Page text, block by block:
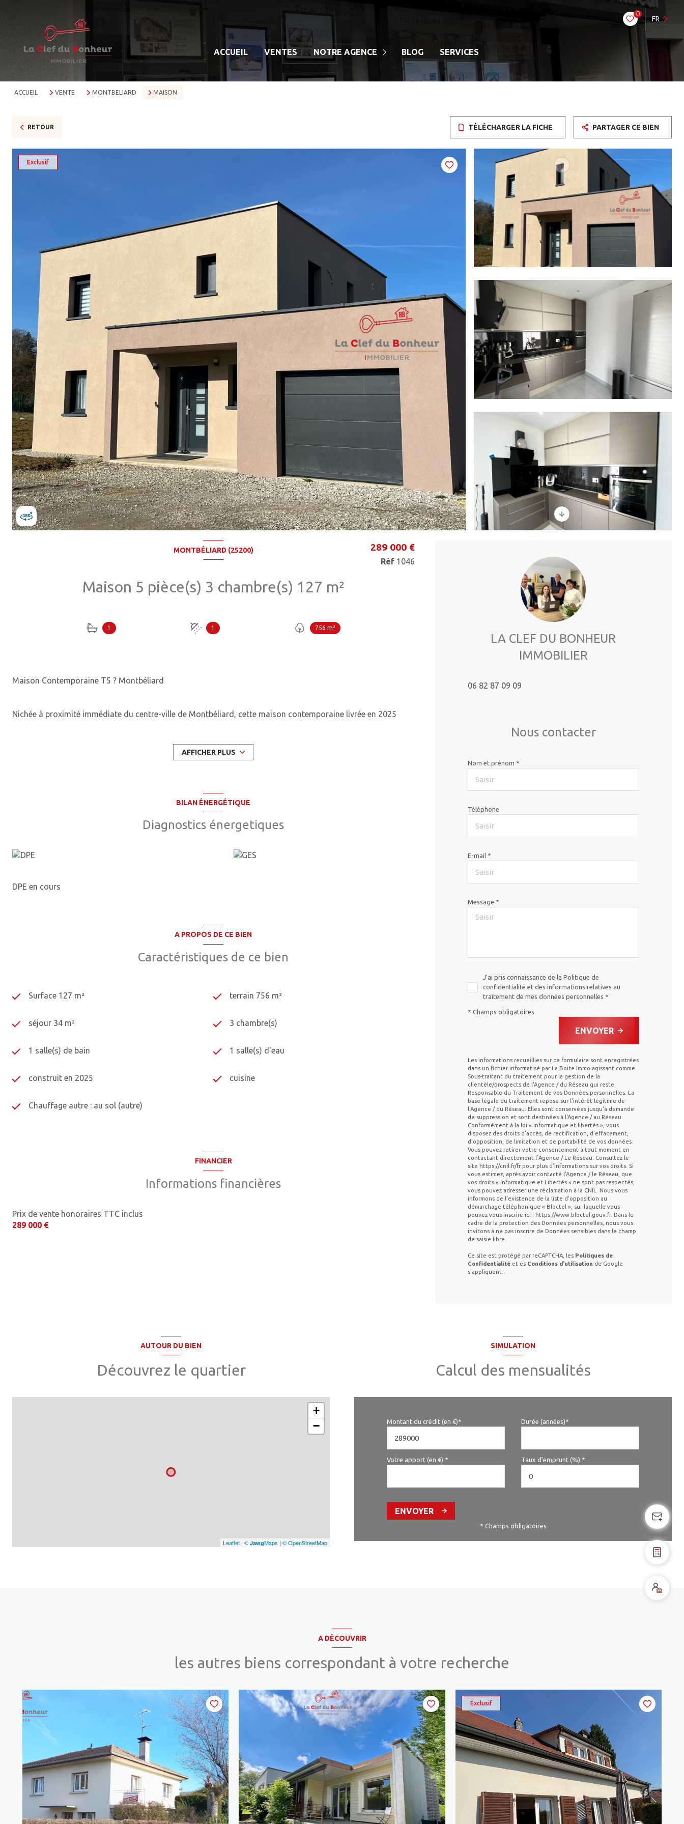
0
FR
ACCUEIL VENTES NOTRE AGENCE
NOTRE EQUIPE
BLOG SERVICES
ACCUEIL VENTE MONTBELIARD MAISON
RETOUR TÉLÉCHARGER LA FICHE PARTAGER CE BIEN
Exclusif
MONTBÉLIARD (25200)
Maison 5 pièce(s) 3 chambre(s) 127 m²
1 1 756 m²
289 000 €
Réf 1046
Maison Contemporaine T5 ? Montbéliard
Nichée à proximité immédiate du centre-ville de Montbéliard, cette maison contemporaine livrée en 2025
pour rassembler ,et les trois chambres qui offrent à chaque membre de la famille son propre refuge. La
configuration du terrain, sans dénivelé, invite à imaginer librement les aménagements extérieurs selon ses
envies, qu'il s'agisse d'un espace jardin, d'une terrasse ou d'un potager.
Sur le plan pratique, la maison dispose d'un garage et de quatre places de stationnement, un atout précieux
pour les familles actives. Mais c'est peut-être sur le terrain de la performance énergétique que ce bien se
CO?/m²/an, elle répond aux standards les plus exigeants des constructions neuves, pour un confort
Construite en 2025, cette maison bénéficie de toutes les garanties attachées à une acquisition dans le neuf,
pour s'installer sereinement sans travaux à prévoir ni mauvaises surprises à anticiper. Une opportunité rare
les commodités offertes par le centre de Montbéliard.
AFFICHER PLUS
BILAN ÉNERGÉTIQUE
Diagnostics énergetiques
DPE en cours
A PROPOS DE CE BIEN
Caractéristiques de ce bien
Surface 127 m² terrain 756 m²
séjour 34 m² 3 chambre(s)
1 salle(s) de bain 1 salle(s) d'eau
construit en 2025 cuisine
Chauffage autre : au sol (autre)
FINANCIER
Informations financières
Prix de vente honoraires TTC inclus
289 000 €
LA CLEF DU BONHEUR
IMMOBILIER
06 82 87 09 09
Nous contacter
Nom et prénom *
Téléphone
E-mail *
Message *
J'ai pris connaissance de la Politique de
confidentialité et des informations relatives au
traitement de mes données personnelles *
* Champs obligatoires
ENVOYER
Les informations recueillies sur ce formulaire sont enregistrées
dans un fichier informatisé par La Boite Immo agissant comme
Sous-traitant du traitement pour la gestion de la
clientèle/prospects de l'Agence / du Réseau qui reste
Responsable du Traitement de vos Données personnelles. La
base légale du traitement repose sur l'intérêt légitime de
l'Agence / du Réseau. Elles sont conservées jusqu'à demande
de suppression et sont destinées à l'Agence / au Réseau.
Conformément à la loi « informatique et libertés », vous
disposez des droits d’accès, de rectification, d’effacement,
d’opposition, de limitation et de portabilité de vos données.
Vous pouvez retirer votre consentement à tout moment en
contactant directement l’Agence / Le Réseau. Consultez le
site https://cnil.fr/frpour plus d’informations sur vos droits. Si
vous estimez, après avoir contacté l'Agence / le Réseau, que
vos droits « Informatique et Libertés » ne sont pas respectés,
vous pouvez adresser une réclamation à la CNIL. Nous vous
informons de l’existence de la liste d'opposition au
démarchage téléphonique « Bloctel », sur laquelle vous
pouvez vous inscrire ici : https://www.bloctel.gouv.fr. Dans le
cadre de la protection des Données personnelles, nous vous
invitons à ne pas inscrire de Données sensibles dans le champ
de saisie libre.
Ce site est protégé par reCAPTCHA, les Politiques de
Confidentialitéet es Conditions d'utilisation de Google
s'appliquent.
AUTOUR DU BIEN
Découvrez le quartier
+
−
Leaflet | © JawgMaps | © OpenStreetMap
SIMULATION
Calcul des mensualités
Montant du crédit (en €)* Durée (années)*
Votre apport (en €) * Taux d'emprunt (%) *
ENVOYER
* Champs obligatoires
A DÉCOUVRIR
les autres biens correspondant à votre recherche
Exclusif